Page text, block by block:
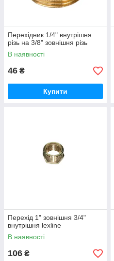
Перехідник 1/4" внутрішня
різь на 3/8" зовнішня різь
В наявності
46 ₴
Купити
Перехід 1" зовнішня 3/4"
внутрішня lexline
В наявності
106 ₴